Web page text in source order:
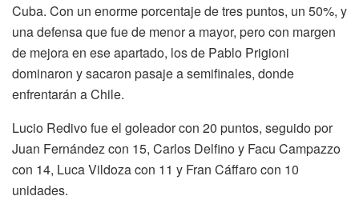
Cuba. Con un enorme porcentaje de tres puntos, un 50%, y
una defensa que fue de menor a mayor, pero con margen
de mejora en ese apartado, los de Pablo Prigioni
dominaron y sacaron pasaje a semifinales, donde
enfrentarán a Chile.
Lucio Redivo fue el goleador con 20 puntos, seguido por
Juan Fernández con 15, Carlos Delfino y Facu Campazzo
con 14, Luca Vildoza con 11 y Fran Cáffaro con 10
unidades.